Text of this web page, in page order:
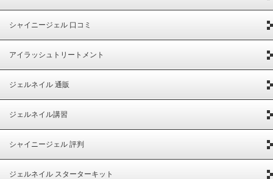
シャイニージェル 口コミ
アイラッシュトリートメント
ジェルネイル 通販
ジェルネイル講習
シャイニージェル 評判
ジェルネイル スターターキット